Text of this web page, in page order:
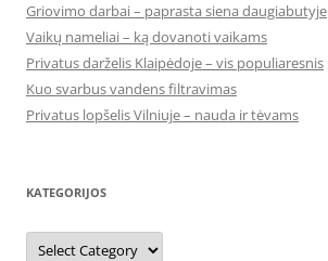
Griovimo darbai – paprasta siena daugiabutyje
Vaikų nameliai – ką dovanoti vaikams
Privatus darželis Klaipėdoje – vis populiaresnis
Kuo svarbus vandens filtravimas
Privatus lopšelis Vilniuje – nauda ir tėvams
KATEGORIJOS
Kategorijos